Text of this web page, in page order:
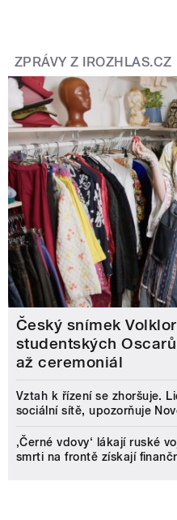
ZPRÁVY Z IROZHLAS.CZ
Český snímek
studentských
až ceremoniál
Vztah k řízení se zhoršuje.
sociální sítě, upozorňuje
‚Černé vdovy‘ lákají ruské
smrti na frontě získají